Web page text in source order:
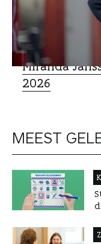
Miranda
2026
MEEST